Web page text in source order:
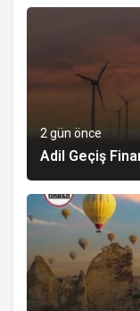
2 gün önce
Adil Geçiş